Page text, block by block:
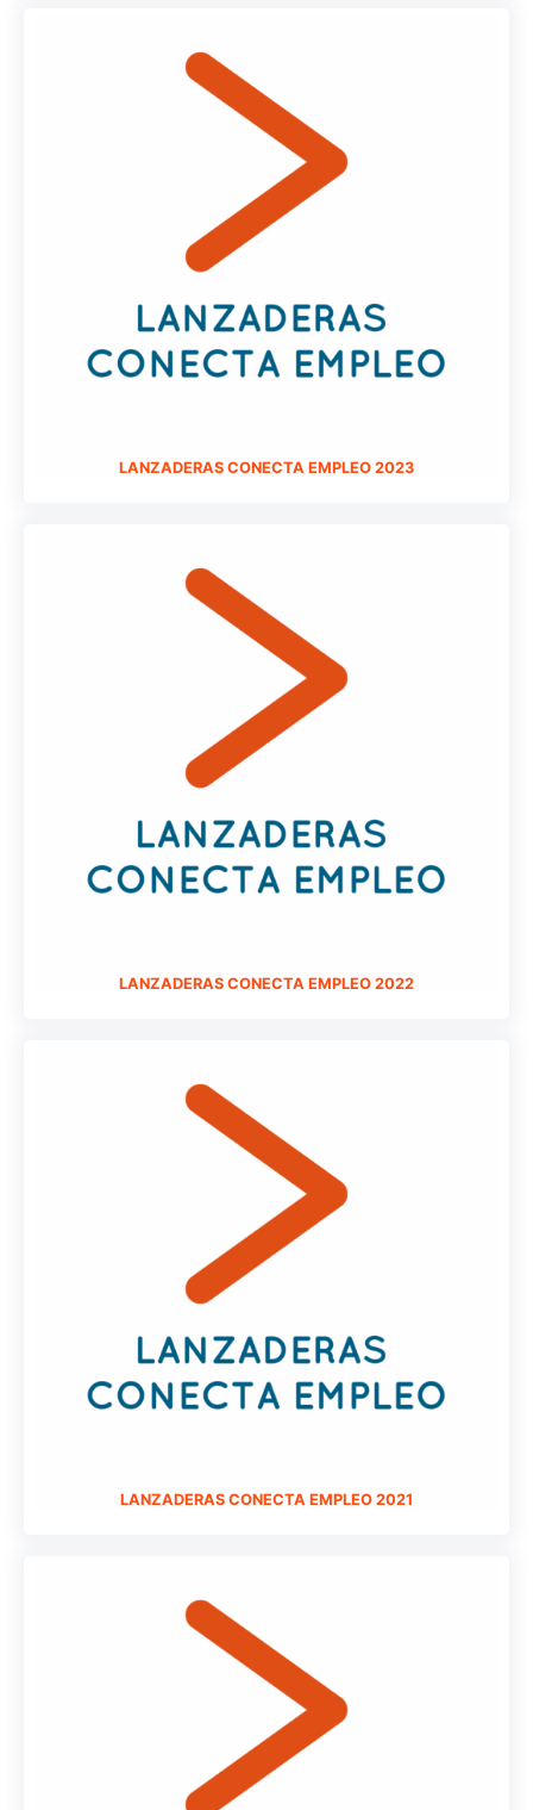
LANZADERAS CONECTA EMPLEO 2023
LANZADERAS CONECTA EMPLEO 2022
LANZADERAS CONECTA EMPLEO 2021